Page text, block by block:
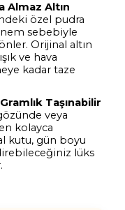
Almaz Altın
özel pudra
sebebiyle
Orijinal altın
ve hava
kadar taze
Taşınabilir
veya
kolayca
kutu, gün boyu
lüks